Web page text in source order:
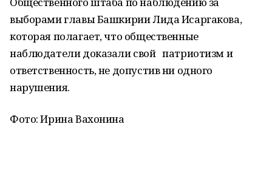
выборами главы Башкирии Лида Исаргакова,
которая полагает, что общественные
наблюдатели доказали свой патриотизм и
ответственность, не допустив ни одного
нарушения.
Фото: Ирина Вахонина